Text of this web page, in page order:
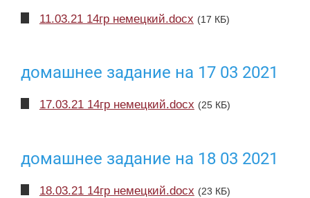
11.03.21 14гр немецкий.docx (17 КБ)
домашнее задание на 17 03 2021
17.03.21 14гр немецкий.docx (25 КБ)
домашнее задание на 18 03 2021
18.03.21 14гр немецкий.docx (23 КБ)